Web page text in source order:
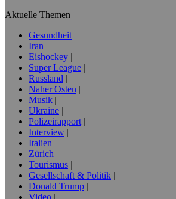
Aktuelle Themen
Gesundheit
Iran
Eishockey
Super League
Russland
Naher Osten
Musik
Ukraine
Polizeirapport
Interview
Italien
Zürich
Tourismus
Gesellschaft & Politik
Donald Trump
Video